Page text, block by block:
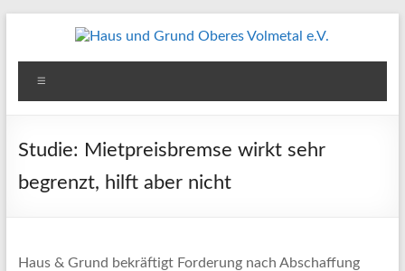
Haus
und
Grund
Oberes
Studie: Mietpreisbremse wirkt sehr
begrenzt, hilft aber nicht
Haus & Grund bekräftigt Forderung nach Abschaffung